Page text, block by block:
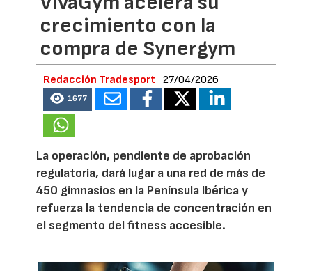
crecimiento con la
compra de Synergym
Redacción Tradesport 27/04/2026
1677
La operación, pendiente de aprobación
regulatoria, dará lugar a una red de más de
450 gimnasios en la Península Ibérica y
refuerza la tendencia de concentración en
el segmento del fitness accesible.